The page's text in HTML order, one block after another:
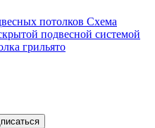
потолков Схема
подвесной системой
грильято